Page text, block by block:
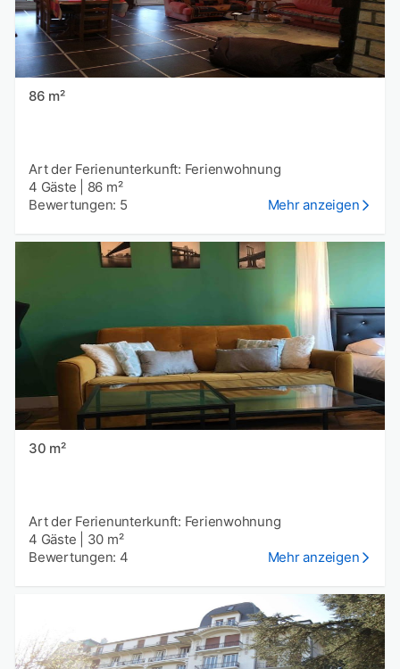
86 m²
Art der Ferienunterkunft: Ferienwohnung
4 Gäste
86 m²
Bewertungen: 5
Mehr anzeigen
30 m²
Art der Ferienunterkunft: Ferienwohnung
4 Gäste
30 m²
Bewertungen: 4
Mehr anzeigen